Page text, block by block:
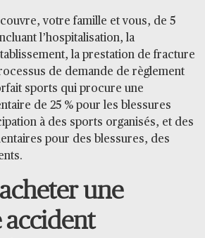
votre famille et vous, de 5
l’hospitalisation, la
la prestation de fracture
de demande de règlement
sports qui procure une
de 25 % pour les blessures
à des sports organisés, et des
pour des blessures, des
une
accident